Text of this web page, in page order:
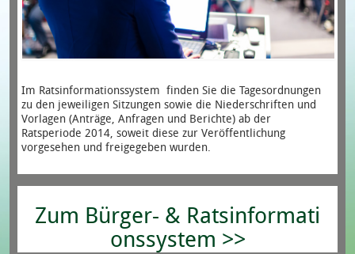
Im Ratsinformationssystem finden Sie die Tagesordnungen
zu den jeweiligen Sitzungen sowie die Niederschriften und
Vorlagen (Anträge, Anfragen und Berichte) ab der
Ratsperiode 2014, soweit diese zur Veröffentlichung
vorgesehen und freigegeben wurden.
Zum Bürger- & Ratsinformati
onssystem >>